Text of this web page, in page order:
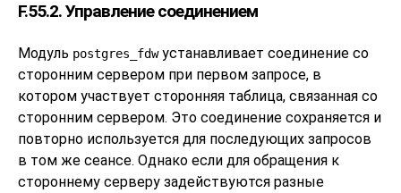
F.55.2. Управление соединением
Модуль postgres_fdwустанавливает соединение со
сторонним сервером при первом запросе, в
котором участвует сторонняя таблица, связанная со
сторонним сервером. Это соединение сохраняется и
повторно используется для последующих запросов
в том же сеансе. Однако если для обращения к
стороннему серверу задействуются разные